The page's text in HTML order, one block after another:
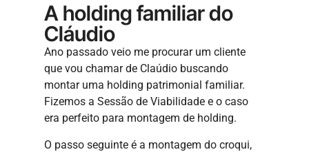
A holding familiar do
Cláudio
Ano passado veio me procurar um cliente
que vou chamar de Claúdio buscando
montar uma holding patrimonial familiar.
Fizemos a Sessão de Viabilidade e o caso
era perfeito para montagem de holding.
O passo seguinte é a montagem do croqui,